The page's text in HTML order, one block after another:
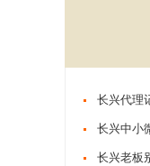
长兴代理